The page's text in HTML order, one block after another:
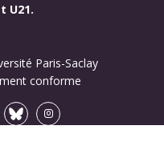
U21.
Paris-Saclay
conforme
BlueskyInstagram